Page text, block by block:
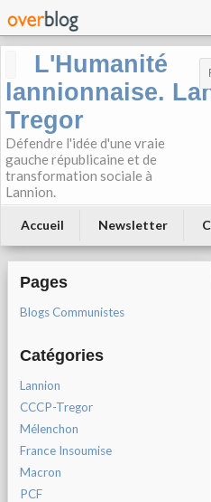
L'Humanité
lannionnaise.
Tregor
Défendre l'idée d'une vraie
gauche républicaine et de
transformation sociale à
Lannion.
Accueil Newsletter
Pages
Blogs Communistes
Catégories
Lannion
CCCP-Tregor
Mélenchon
France Insoumise
Macron
PCF